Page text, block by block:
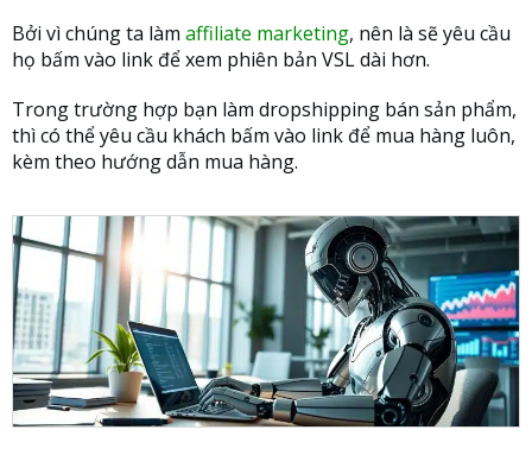
Bởi vì chúng ta làm affiliate marketing, nên là sẽ yêu cầu
họ bấm vào link để xem phiên bản VSL dài hơn.
Trong trường hợp bạn làm dropshipping bán sản phẩm,
thì có thể yêu cầu khách bấm vào link để mua hàng luôn,
kèm theo hướng dẫn mua hàng.